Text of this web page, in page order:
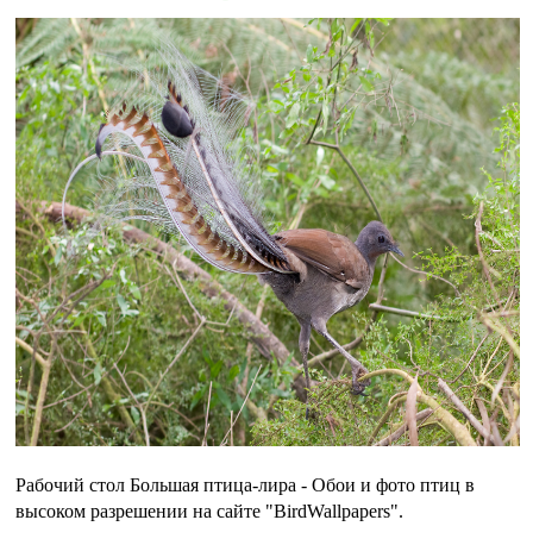
Рабочий стол Большая птица-лира - Обои и фото птиц в
высоком разрешении на сайте "BirdWallpapers".